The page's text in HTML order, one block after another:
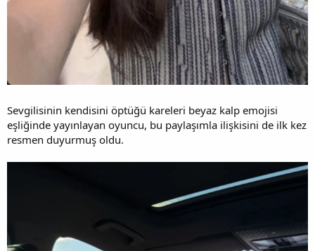
Sevgilisinin kendisini öptüğü kareleri beyaz kalp emojisi
eşliğinde yayınlayan oyuncu, bu paylaşımla ilişkisini de ilk kez
resmen duyurmuş oldu.